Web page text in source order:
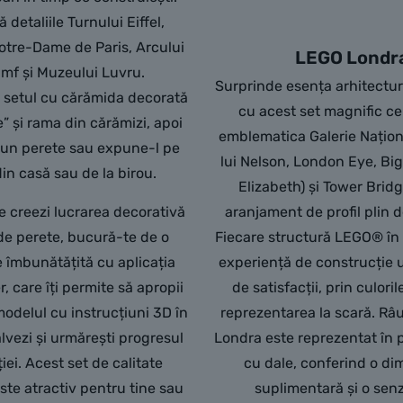
detaliile Turnului Eiffel,
Dame de Paris, Arcului
și Muzeului Luvru.
setul cu cărămida decorată
și rama din cărămizi, apoi
perete sau expune-l pe
casă sau de la birou.
creezi lucrarea decorativă
perete, bucură-te de o
îmbunătățită cu aplicația
care îți permite să apropii
cu instrucțiuni 3D în
și urmărești progresul
Acest set de calitate
atractiv pentru tine sau
LEGO
Surprinde esența
cu acest set magnific
emblematica Galerie
lui Nelson, London Eye,
Elizabeth) și Tower
aranjament de profil plin
Fiecare structură LEGO®
experiență de construcție
de satisfacții, prin
reprezentarea la scară.
Londra este reprezentat în
cu dale, conferind o
suplimentară și o